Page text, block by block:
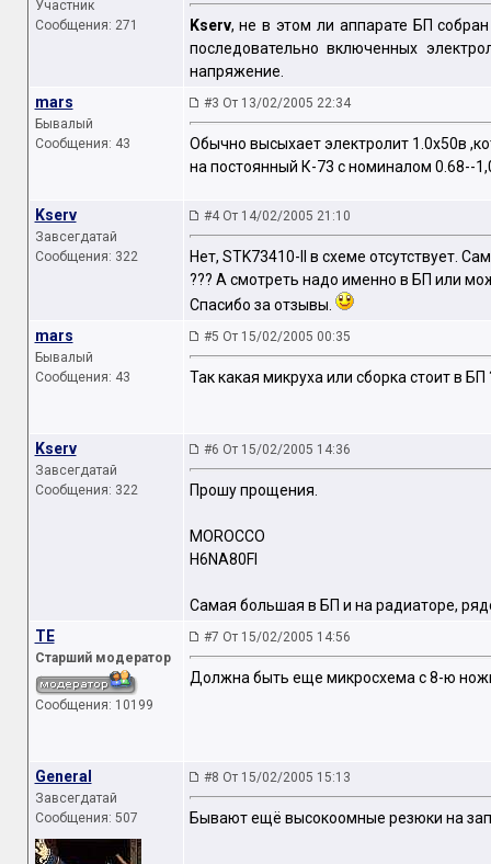
Участник
Сообщения: 271
Kserv, не в этом ли аппарате БП
последовательно включенных
напряжение.
mars
Бывалый
Сообщения: 43
#3 От 13/02/2005 22:34
Обычно высыхает электролит 1.0х50в
на постоянный К-73 с номиналом 0.68--
Kserv
Завсегдатай
Сообщения: 322
#4 От 14/02/2005 21:10
Нет, STK73410-II в схеме отсутствует.
??? А смотреть надо именно в БП или
Спасибо за отзывы.
mars
Бывалый
Сообщения: 43
#5 От 15/02/2005 00:35
Так какая микруха или сборка стоит в
Kserv
Завсегдатай
Сообщения: 322
#6 От 15/02/2005 14:36
Прошу прощения.
MOROCCO
H6NA80FI
Самая большая в БП и на радиаторе,
TE
Старший модератор
Сообщения: 10199
#7 От 15/02/2005 14:56
Должна быть еще микросхема с 8-ю
General
Завсегдатай
Сообщения: 507
#8 От 15/02/2005 15:13
Бывают ещё высокоомные резюки на